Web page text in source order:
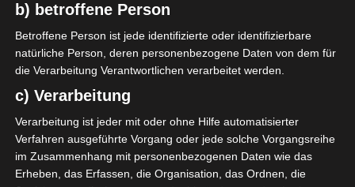
b) betroffene Person
Betroffene Person ist jede identifizierte oder identifizierbare
natürliche Person, deren personenbezogene Daten von dem für
die Verarbeitung Verantwortlichen verarbeitet werden.
c) Verarbeitung
Verarbeitung ist jeder mit oder ohne Hilfe automatisierter
Verfahren ausgeführte Vorgang oder jede solche Vorgangsreihe
im Zusammenhang mit personenbezogenen Daten wie das
Erheben, das Erfassen, die Organisation, das Ordnen, die